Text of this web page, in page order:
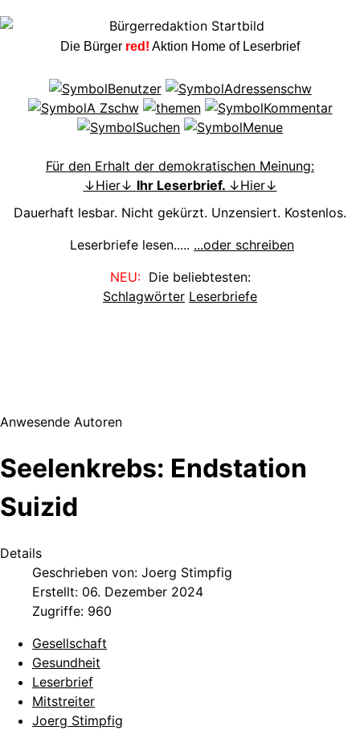
Die Bürger red! Aktion Home of Leserbrief
Für den Erhalt der demokratischen Meinung:
↓Hier↓ Ihr Leserbrief. ↓Hier↓
Dauerhaft lesbar. Nicht gekürzt. Unzensiert. Kostenlos.
Leserbriefe lesen..... ...oder schreiben
NEU:Die beliebtesten:
Schlagwörter Leserbriefe
Anwesende Autoren
Seelenkrebs: Endstation
Suizid
Details
Geschrieben von: Joerg Stimpfig
Erstellt: 06. Dezember 2024
Zugriffe: 960
Gesellschaft
Gesundheit
Leserbrief
Mitstreiter
Joerg Stimpfig